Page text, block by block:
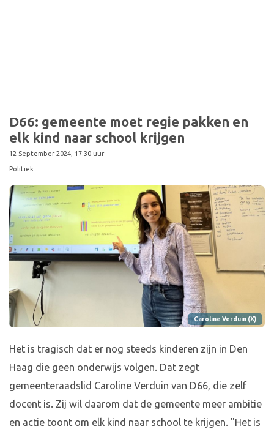
D66: gemeente moet regie pakken en
elk kind naar school krijgen
12 September 2024, 17:30 uur
Politiek
Caroline Verduin (X)
Het is tragisch dat er nog steeds kinderen zijn in Den
Haag die geen onderwijs volgen. Dat zegt
gemeenteraadslid Caroline Verduin van D66, die zelf
docent is. Zij wil daarom dat de gemeente meer ambitie
en actie toont om elk kind naar school te krijgen. "Het is